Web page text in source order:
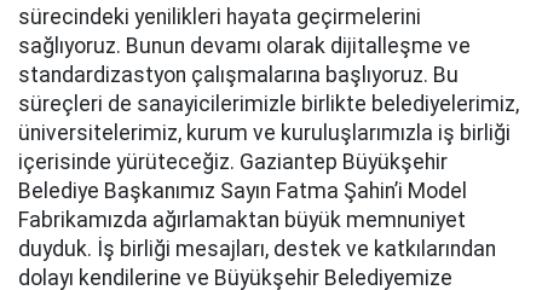
sürecindeki yenilikleri hayata geçirmelerini
sağlıyoruz. Bunun devamı olarak dijitalleşme ve
standardizastyon çalışmalarına başlıyoruz. Bu
süreçleri de sanayicilerimizle birlikte belediyelerimiz,
üniversitelerimiz, kurum ve kuruluşlarımızla iş birliği
içerisinde yürüteceğiz. Gaziantep Büyükşehir
Belediye Başkanımız Sayın Fatma Şahin’i Model
Fabrikamızda ağırlamaktan büyük memnuniyet
duyduk. İş birliği mesajları, destek ve katkılarından
dolayı kendilerine ve Büyükşehir Belediyemize